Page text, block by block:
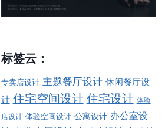
标签云：
专卖店设计 主题餐厅设计 休闲餐厅设
计 住宅空间设计 住宅设计 体验
店设计 体验空间设计 公寓设计 办公室设